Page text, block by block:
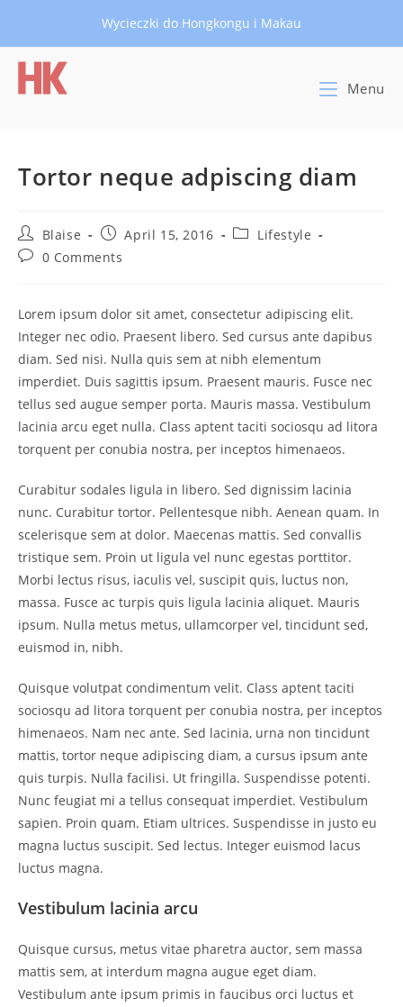
Wycieczki do Hongkongu i Makau
Menu
Tortor neque adpiscing diam
Post
author:
Blaise
Post
published:
April 15, 2016
PostLifestyle
Post0 Comments
Lorem ipsum dolor sit amet, consectetur adipiscing elit.
Integer nec odio. Praesent libero. Sed cursus ante dapibus
diam. Sed nisi. Nulla quis sem at nibh elementum
imperdiet. Duis sagittis ipsum. Praesent mauris. Fusce nec
tellus sed augue semper porta. Mauris massa. Vestibulum
lacinia arcu eget nulla. Class aptent taciti sociosqu ad litora
torquent per conubia nostra, per inceptos himenaeos.
Curabitur sodales ligula in libero. Sed dignissim lacinia
nunc. Curabitur tortor. Pellentesque nibh. Aenean quam. In
scelerisque sem at dolor. Maecenas mattis. Sed convallis
tristique sem. Proin ut ligula vel nunc egestas porttitor.
Morbi lectus risus, iaculis vel, suscipit quis, luctus non,
massa. Fusce ac turpis quis ligula lacinia aliquet. Mauris
ipsum. Nulla metus metus, ullamcorper vel, tincidunt sed,
euismod in, nibh.
Quisque volutpat condimentum velit. Class aptent taciti
sociosqu ad litora torquent per conubia nostra, per inceptos
himenaeos. Nam nec ante. Sed lacinia, urna non tincidunt
mattis, tortor neque adipiscing diam, a cursus ipsum ante
quis turpis. Nulla facilisi. Ut fringilla. Suspendisse potenti.
Nunc feugiat mi a tellus consequat imperdiet. Vestibulum
sapien. Proin quam. Etiam ultrices. Suspendisse in justo eu
magna luctus suscipit. Sed lectus. Integer euismod lacus
luctus magna.
Vestibulum lacinia arcu
Quisque cursus, metus vitae pharetra auctor, sem massa
mattis sem, at interdum magna augue eget diam.
Vestibulum ante ipsum primis in faucibus orci luctus et